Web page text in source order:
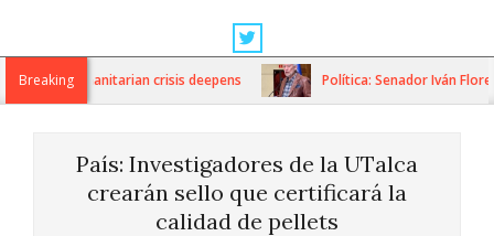
Navigation
MenuBreaking
as humanitarian crisis deepens Política: Senador Iván Flores
País: Investigadores de la UTalca
crearán sello que certificará la
calidad de pellets